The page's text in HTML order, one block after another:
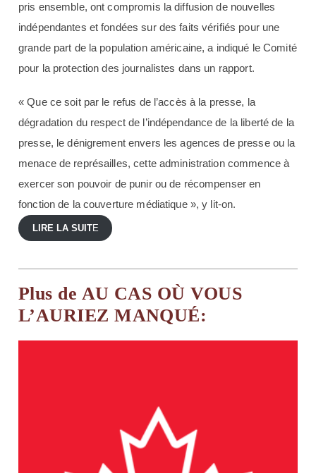
pris ensemble, ont compromis la diffusion de nouvelles
indépendantes et fondées sur des faits vérifiés pour une
grande part de la population américaine, a indiqué le Comité
pour la protection des journalistes dans un rapport.
« Que ce soit par le refus de l’accès à la presse, la
dégradation du respect de l’indépendance de la liberté de la
presse, le dénigrement envers les agences de presse ou la
menace de représailles, cette administration commence à
exercer son pouvoir de punir ou de récompenser en
fonction de la couverture médiatique », y lit-on.
LIRE LA SUITE
Plus de AU CAS OÙ VOUS
L’AURIEZ MANQUÉ: